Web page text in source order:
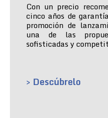
Con un precio
cinco años de
promoción de
una de las
sofisticadas y
> Descúbrelo